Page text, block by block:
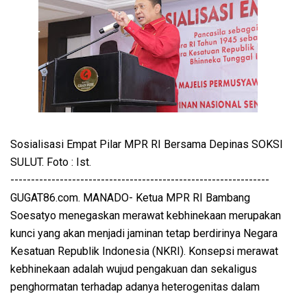
Sosialisasi Empat Pilar MPR RI Bersama Depinas SOKSI
SULUT. Foto : Ist.
---------------------------------------------------------------
GUGAT86.com. MANADO- Ketua MPR RI Bambang
Soesatyo menegaskan merawat kebhinekaan merupakan
kunci yang akan menjadi jaminan tetap berdirinya Negara
Kesatuan Republik Indonesia (NKRI). Konsepsi merawat
kebhinekaan adalah wujud pengakuan dan sekaligus
penghormatan terhadap adanya heterogenitas dalam